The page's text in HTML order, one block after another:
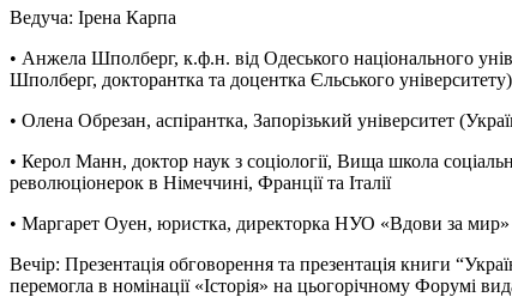
Ведуча: Ірена Карпа
• Анжела Шполберг, к.ф.н. від Одеського національного
Шполберг, докторантка та доцентка Єльського
• Олена Обрезан, аспірантка, Запорізький університет
• Керол Манн, доктор наук з соціології, Вища школа
революціонерок в Німеччині, Франції та Італії
• Маргарет Оуен, юристка, директорка НУО «Вдови за
Вечір: Презентація обговорення та презентація книги
перемогла в номінації «Історія» на цьогорічному Форумі